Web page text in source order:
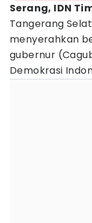
Serang, IDN
Tangerang
menyerahkan
gubernur
Demokrasi